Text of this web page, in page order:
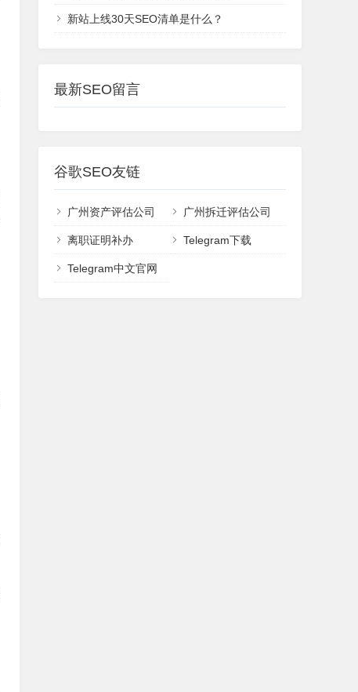
新站上线30天SEO清单是什么？
最新SEO留言
谷歌SEO友链
广州资产评估公司 广州拆迁评估公司
离职证明补办 Telegram下载
Telegram中文官网